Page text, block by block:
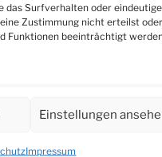
das Surfverhalten oder eindeutige
Zustimmung nicht erteilst oder
Funktionen beeinträchtigt
Einstellungen
Impressum